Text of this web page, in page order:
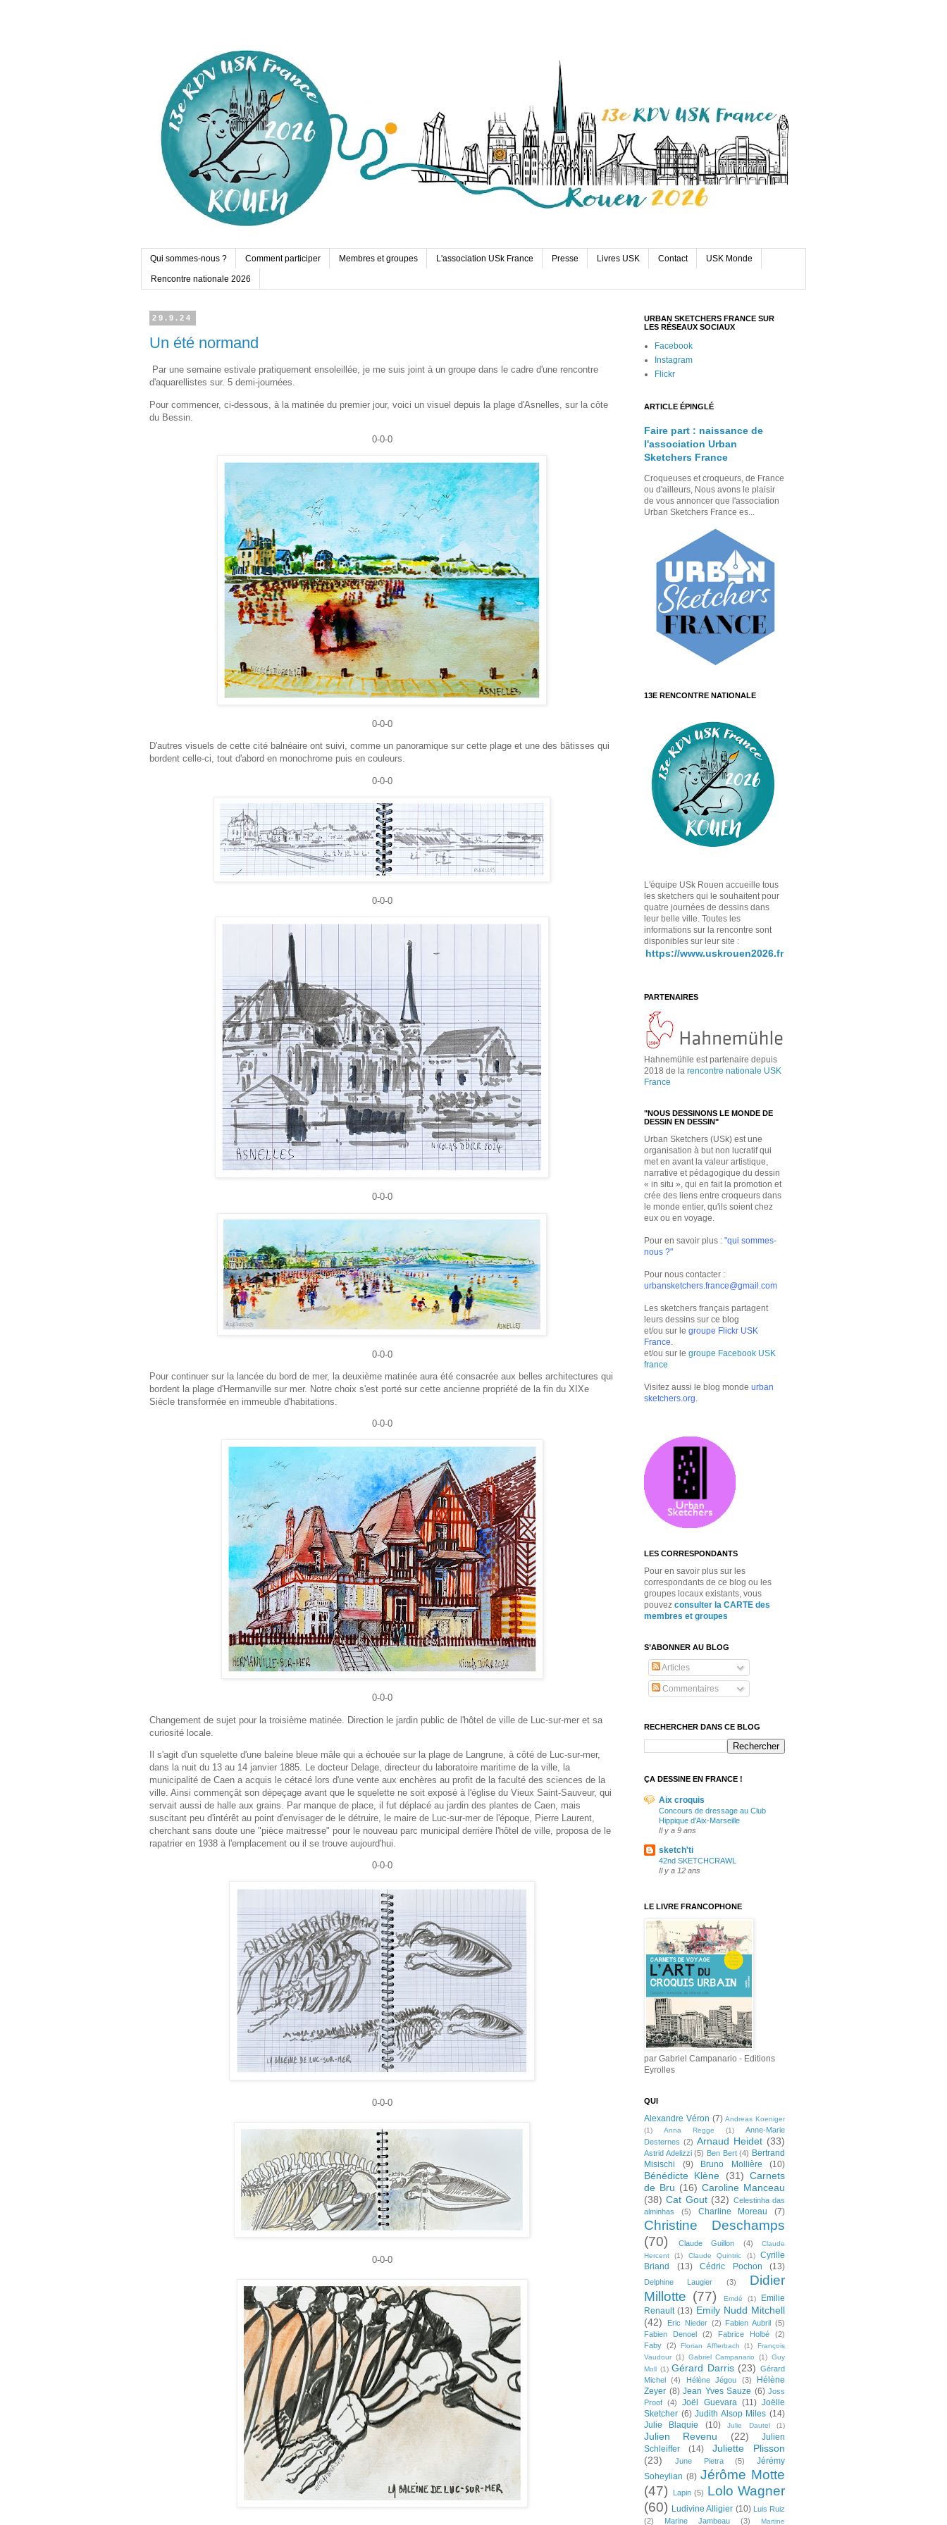
Qui sommes-nous ? Comment participer Membres et groupes L'association USk France Presse Livres USK Contact USK Monde
Rencontre nationale 2026
29.9.24
Un été normand
Par une semaine estivale pratiquement ensoleillée, je me suis joint à un groupe dans le cadre d'une rencontre
d'aquarellistes sur. 5 demi-journées.
Pour commencer, ci-dessous, à la matinée du premier jour, voici un visuel depuis la plage d'Asnelles, sur la côte
du Bessin.
0-0-0
0-0-0
D'autres visuels de cette cité balnéaire ont suivi, comme un panoramique sur cette plage et une des bâtisses qui
bordent celle-ci, tout d'abord en monochrome puis en couleurs.
0-0-0
0-0-0
0-0-0
0-0-0
Pour continuer sur la lancée du bord de mer, la deuxième matinée aura été consacrée aux belles architectures qui
bordent la plage d'Hermanville sur mer. Notre choix s'est porté sur cette ancienne propriété de la fin du XIXe
Siècle transformée en immeuble d'habitations.
0-0-0
0-0-0
Changement de sujet pour la troisième matinée. Direction le jardin public de l'hôtel de ville de Luc-sur-mer et sa
curiosité locale.
Il s'agit d'un squelette d'une baleine bleue mâle qui a échouée sur la plage de Langrune, à côté de Luc-sur-mer,
dans la nuit du 13 au 14 janvier 1885. Le docteur Delage, directeur du laboratoire maritime de la ville, la
municipalité de Caen a acquis le cétacé lors d'une vente aux enchères au profit de la faculté des sciences de la
ville. Ainsi commençât son dépeçage avant que le squelette ne soit exposé à l'église du Vieux Saint-Sauveur, qui
servait aussi de halle aux grains. Par manque de place, il fut déplacé au jardin des plantes de Caen, mais
suscitant peu d'intérêt au point d'envisager de le détruire, le maire de Luc-sur-mer de l'époque, Pierre Laurent,
cherchant sans doute une "pièce maitresse" pour le nouveau parc municipal derrière l'hôtel de ville, proposa de le
rapatrier en 1938 à l'emplacement ou il se trouve aujourd'hui.
0-0-0
0-0-0
0-0-0
URBAN SKETCHERS FRANCE SUR
LES RÉSEAUX SOCIAUX
Facebook
Instagram
Flickr
ARTICLE ÉPINGLÉ
Faire part : naissance de
l'association Urban
Sketchers France
Croqueuses et croqueurs, de France
ou d'ailleurs, Nous avons le plaisir
de vous annoncer que l'association
Urban Sketchers France es...
13E RENCONTRE NATIONALE
L'équipe USk Rouen accueille tous
les sketchers qui le souhaitent pour
quatre journées de dessins dans
leur belle ville. Toutes les
informations sur la rencontre sont
disponibles sur leur site :
https://www.uskrouen2026.fr
PARTENAIRES
Hahnemühle est partenaire depuis
2018 de la rencontre nationale USK
France
"NOUS DESSINONS LE MONDE DE
DESSIN EN DESSIN"
Urban Sketchers (USk) est une
organisation à but non lucratif qui
met en avant la valeur artistique,
narrative et pédagogique du dessin
« in situ », qui en fait la promotion et
crée des liens entre croqueurs dans
le monde entier, qu'ils soient chez
eux ou en voyage.
Pour en savoir plus : "qui sommes-
nous ?"
Pour nous contacter :
urbansketchers.france@gmail.com
Les sketchers français partagent
leurs dessins sur ce blog
et/ou sur le groupe Flickr USK
France
et/ou sur le groupe Facebook USK
france
Visitez aussi le blog monde urban
sketchers.org
LES CORRESPONDANTS
Pour en savoir plus sur les
correspondants de ce blog ou les
groupes locaux existants, vous
pouvez consulter la CARTE des
membres et groupes
S’ABONNER AU BLOG
Articles
Commentaires
RECHERCHER DANS CE BLOG
ÇA DESSINE EN FRANCE !
Aix croquis
Concours de dressage au Club
Hippique d'Aix-Marseille
Il y a 9 ans
sketch'ti
42nd SKETCHCRAWL
Il y a 12 ans
LE LIVRE FRANCOPHONE
par Gabriel Campanario - Editions
Eyrolles
QUI
Alexandre Véron (7) Andreas Koeniger
(1)
Anna Regge (1)
Anne-Marie
Desternes (2) Arnaud Heidet (33)
Astrid Adelizzi (5) Ben Bert (4) Bertrand
Misischi
(9) Bruno Mollière (10)
Bénédicte Klène (31) Carnets
de Bru (16) Caroline Manceau
(38) Cat Gout (32) Celestinha das
alminhas
(5) Charline Moreau (7)
Christine Deschamps
(70)
Claude Guillon (4)
Claude
Hercent
(1) Claude Quintric (1)
Cyrille
Briand
(13) Cédric Pochon (13)
Delphine Laugier (3)
Didier
Millotte (77) Emdé (1)
Emilie
Renault (13) Emily Nudd Mitchell
(42)
Eric Nieder (2) Fabien Aubril (5)
Fabien Denoel
(2) Fabrice Holbé
(2)
Faby (2) Florian Afflerbach (1)
François
Vaudour (1) Gabriel Campanario (1) Guy
Moll (1) Gérard Darris (23) Gérard
Michel
(4) Hélène Jégou (3)
Hélène
Zeyer (8) Jean Yves Sauze (6) Joss
Proof
(4) Joël Guevara (11) Joëlle
Sketcher (6) Judith Alsop Miles (14)
Julie Blaquie
(10) Julie Dautel (1)
Julien Revenu (22)
Julien
Schleiffer
(14)
Juliette Plisson
(23)
June Pietra (5)
Jérémy
Soheylian (8) Jérôme Motte
(47)
Lapin (5) Lolo Wagner
(60) Ludivine Alligier (10) Luis Ruiz
(2)
Marine Jambeau (3) Martine